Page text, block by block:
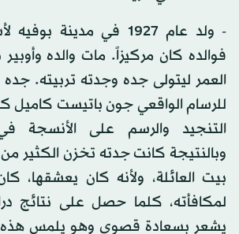
- ولد عام 1927 في مدينة
فوالده كان مركيزاً. مات والده
العمر ليتولى جده وجدته تربيته. جده
للرسام الواقعي جون باتيست كاميل
التنجيد والرسم على الأنسجة
وبالنتيجة كانت جدته تخزن الكثير
بيت العائلة، ولأنه كان يعشقها،
لمكافأته، كلما حصل على نتائج
يشعر بسعادة قصوى وهو يلمس هذه